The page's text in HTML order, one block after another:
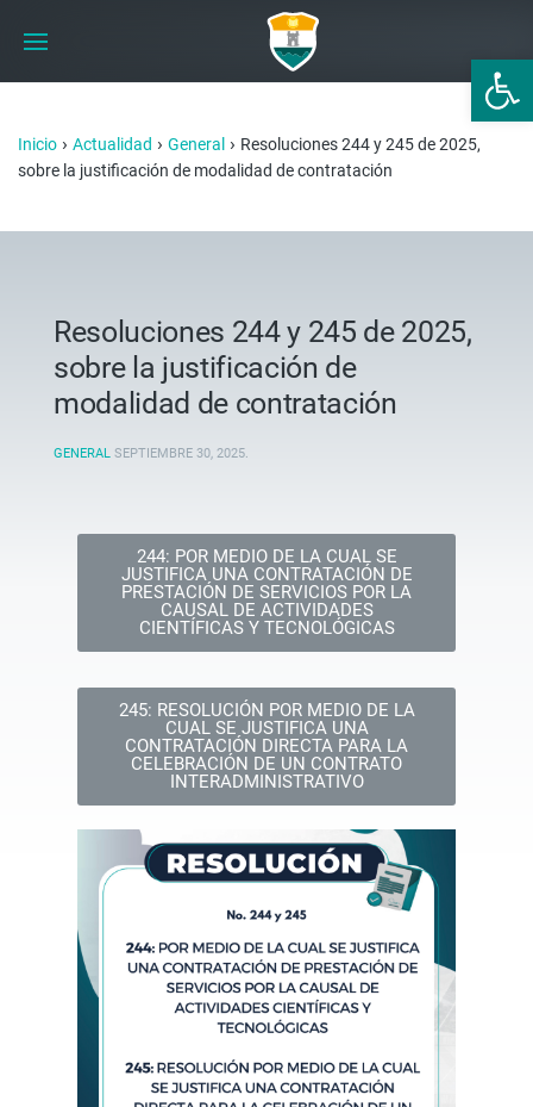
Abrir
Inicio › Actualidad › General › Resoluciones 244 y 245 de 2025,
sobre la justificación de modalidad de contratación
Resoluciones 244 y 245 de 2025,
sobre la justificación de
modalidad de contratación
GENERAL SEPTIEMBRE 30, 2025.
244: POR MEDIO DE LA CUAL SE
JUSTIFICA UNA CONTRATACIÓN DE
PRESTACIÓN DE SERVICIOS POR LA
CAUSAL DE ACTIVIDADES
CIENTÍFICAS Y TECNOLÓGICAS
245: RESOLUCIÓN POR MEDIO DE LA
CUAL SE JUSTIFICA UNA
CONTRATACIÓN DIRECTA PARA LA
CELEBRACIÓN DE UN CONTRATO
INTERADMINISTRATIVO